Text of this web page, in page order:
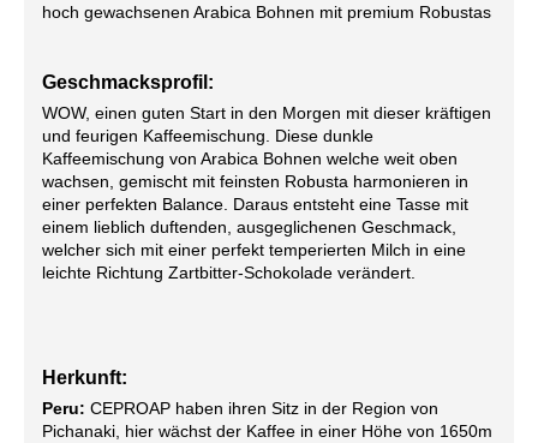
hoch gewachsenen Arabica Bohnen mit premium Robustas
Geschmacksprofil:
WOW, einen guten Start in den Morgen mit dieser kräftigen
und feurigen Kaffeemischung. Diese dunkle
Kaffeemischung von Arabica Bohnen welche weit oben
wachsen, gemischt mit feinsten Robusta harmonieren in
einer perfekten Balance. Daraus entsteht eine Tasse mit
einem lieblich duftenden, ausgeglichenen Geschmack,
welcher sich mit einer perfekt temperierten Milch in eine
leichte Richtung Zartbitter-Schokolade verändert.
Herkunft:
Peru: CEPROAP haben ihren Sitz in der Region von
Pichanaki, hier wächst der Kaffee in einer Höhe von 1650m